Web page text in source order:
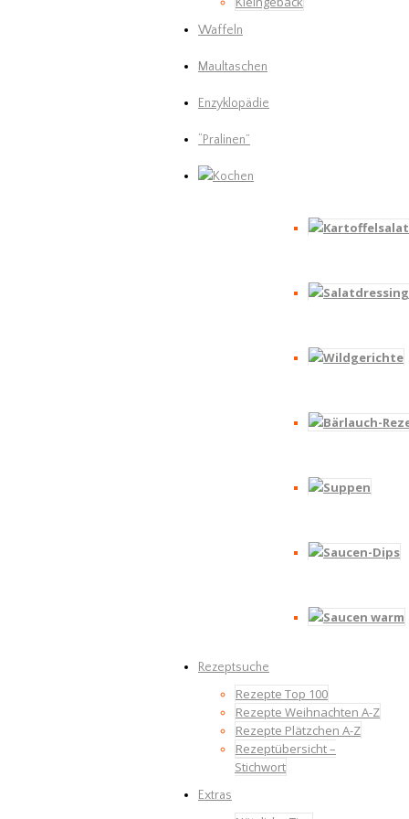
Waffeln
Maultaschen
Enzyklopädie
“Pralinen”
Kochen
Salatdressing
Wildgerichte
Bärlauch-
Suppen
Saucen-Dips
Saucen warm
Rezeptsuche
Rezepte Top 100
Rezepte Weihnachten A-Z
Rezepte Plätzchen A-Z
Rezeptübersicht –
Stichwort
Extras